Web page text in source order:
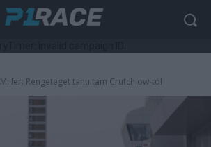
Miller: Rengeteget tanultam Crutchlow-tól